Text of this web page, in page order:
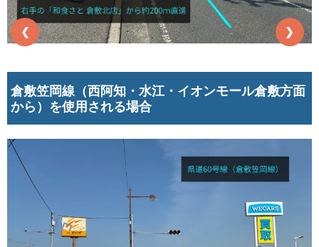
❮ ❯
倉敷笠岡線（西阿知・水江・イオンモール倉敷方面
から）を使用される場合